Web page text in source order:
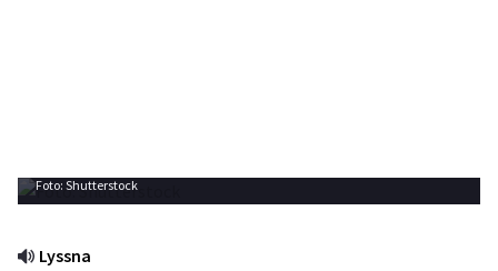
Foto: Shutterstock
Lyssna